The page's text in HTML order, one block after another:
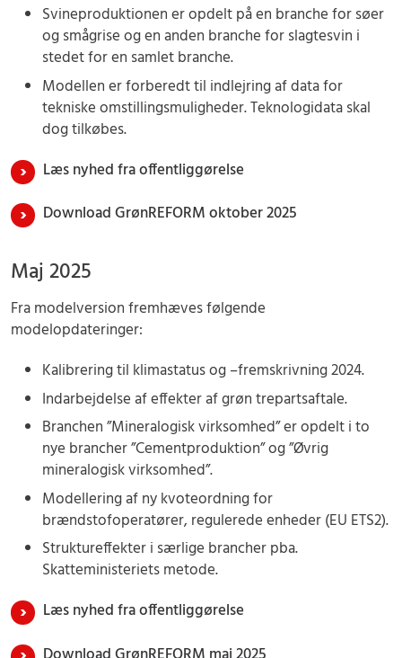
Svineproduktionen er opdelt på en branche for søer
og smågrise og en anden branche for slagtesvin i
stedet for en samlet branche.
Modellen er forberedt til indlejring af data for
tekniske omstillingsmuligheder. Teknologidata skal
dog tilkøbes.
Læs nyhed fra offentliggørelse
Download GrønREFORM oktober 2025
Maj 2025
Fra modelversion fremhæves følgende
modelopdateringer:
Kalibrering til klimastatus og –fremskrivning 2024.
Indarbejdelse af effekter af grøn trepartsaftale.
Branchen ”Mineralogisk virksomhed” er opdelt i to
nye brancher ”Cementproduktion” og ”Øvrig
mineralogisk virksomhed”.
Modellering af ny kvoteordning for
brændstofoperatører, regulerede enheder (EU ETS2).
Struktureffekter i særlige brancher pba.
Skatteministeriets metode.
Læs nyhed fra offentliggørelse